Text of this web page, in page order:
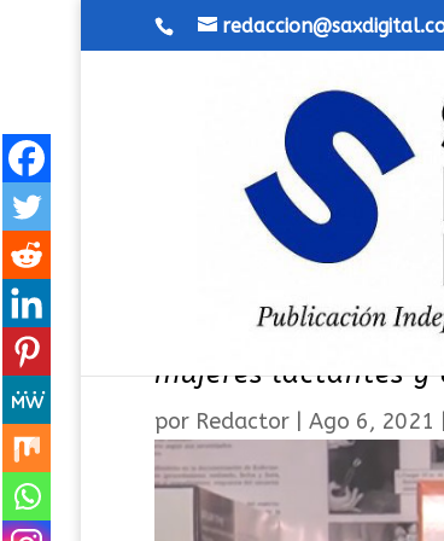
Sanidad
mujeres lactantes y
por Redactor| Ago 6, 2021